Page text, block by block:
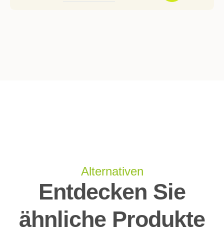
Alternativen
Entdecken Sie
ähnliche Produkte